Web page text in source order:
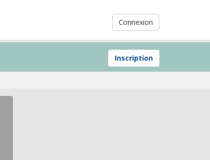
Connexion
Inscription